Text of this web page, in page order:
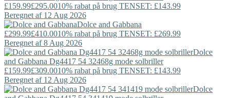
£159.99£295.0010% rabat på brug TENSET: £143.99
Beregnet af 12 Aug 2026
Dolce and Gabbana
£299.99£410.0010% rabat på brug TENSET: £269.99
Beregnet af 8 Aug 2026
Dolce
and Gabbana Dg4417 54 32468g mode solbriller
£159.99£309.0010% rabat på brug TENSET: £143.99
Beregnet af 12 Aug 2026
Dolce